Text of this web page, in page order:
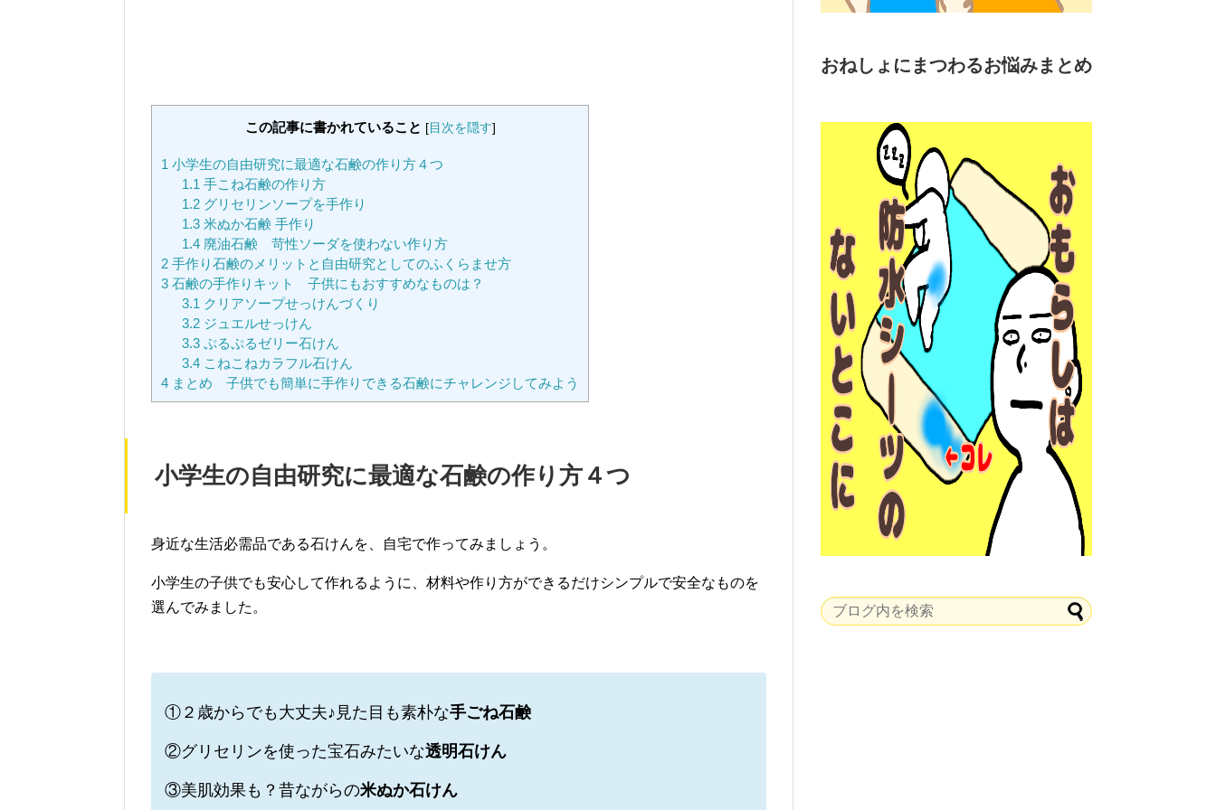
この記事に書かれていること [目次を隠す]
1 小学生の自由研究に最適な石鹸の作り方４つ
1.1 手こね石鹸の作り方
1.2グリセリンソープを手作り
1.3米ぬか石鹸 手作り
1.4廃油石鹸 苛性ソーダを使わない作り方
2 手作り石鹸のメリットと自由研究としてのふくらませ方
3 石鹸の手作りキット 子供にもおすすめなものは？
3.1 クリアソープせっけんづくり
3.2ジュエルせっけん
3.3ぷるぷるゼリー石けん
3.4こねこねカラフル石けん
4 まとめ 子供でも簡単に手作りできる石鹸にチャレンジしてみよう
小学生の自由研究に最適な石鹸の作り方４つ
身近な生活必需品である石けんを、自宅で作ってみましょう。
小学生の子供でも安心して作れるように、材料や作り方ができるだけシンプルで安全なものを
選んでみました。
①２歳からでも大丈夫♪見た目も素朴な手ごね石鹸
②グリセリンを使った宝石みたいな透明石けん
③美肌効果も？昔ながらの米ぬか石けん
おねしょにまつわるお悩みまとめ